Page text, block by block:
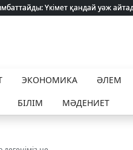
Үкімет қандай уәж
Үкімет қандай уәж
ЭКОНОМИКА ӘЛЕМ
БІЛІМ МӘДЕНИЕТ